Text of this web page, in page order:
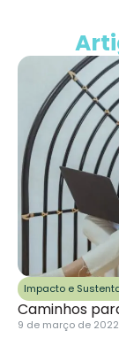
Impacto e
Caminhos
9 de março de 2022